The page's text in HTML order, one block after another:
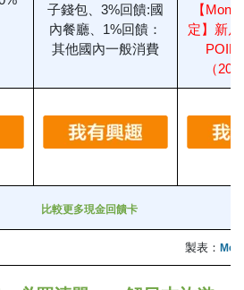
子錢包、3%回饋:國
內餐廳、1%回饋：
其他國內一般消費
【
定】新
（
比較更多現金回饋卡
製表：